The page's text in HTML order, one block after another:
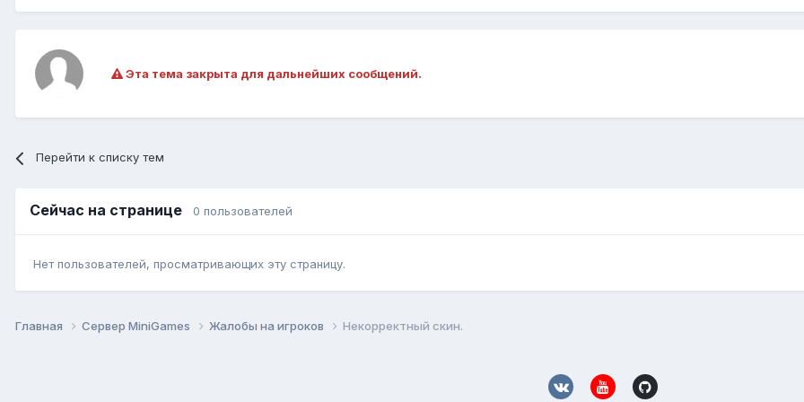
Эта тема закрыта для дальнейших сообщений.
Перейти к списку тем
Сейчас на странице 0 пользователей
Нет пользователей, просматривающих эту страницу.
Главная Сервер MiniGames Жалобы на игроков Некорректный скин.